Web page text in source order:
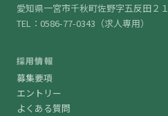
愛知県一宮市千秋町佐野字五反田２１
TEL： 0586-77-0343 （求人専用）
採用情報
募集要項
エントリー
よくある質問